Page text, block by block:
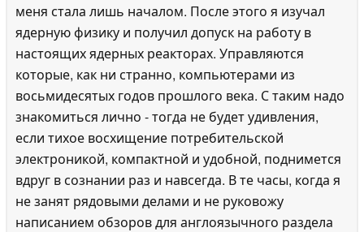
меня стала лишь началом. После этого я изучал
ядерную физику и получил допуск на работу в
настоящих ядерных реакторах. Управляются
которые, как ни странно, компьютерами из
восьмидесятых годов прошлого века. С таким надо
знакомиться лично - тогда не будет удивления,
если тихое восхищение потребительской
электроникой, компактной и удобной, поднимется
вдруг в сознании раз и навсегда. В те часы, когда я
не занят рядовыми делами и не руковожу
написанием обзоров для англоязычного раздела